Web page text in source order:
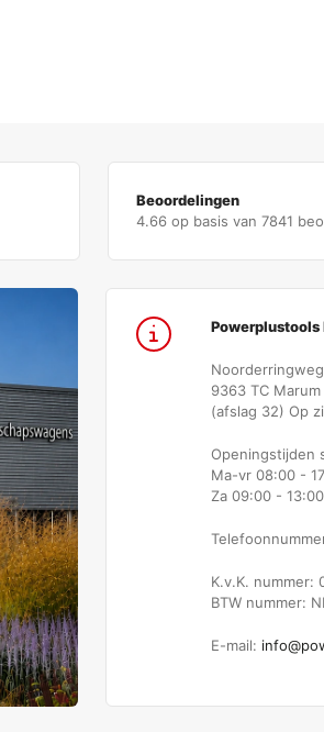
Beoordelingen
4.66 op basis van 7841
Powerplustools
9363 TC Marum
(afslag 32) Op
Openingstijden
Ma-vr 08:00 -
Za 09:00 - 13:00
K.v.K. nummer:
BTW nummer:
E-mail: